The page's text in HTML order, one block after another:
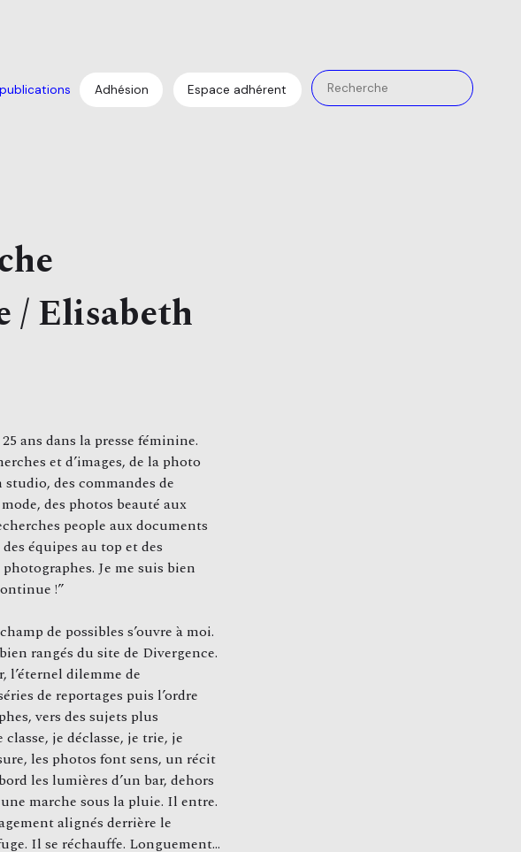
Adhésion Espace adhérent
/ Elisabeth
ans dans la presse féminine.
et d’images, de la photo
des commandes de
des photos beauté aux
people aux documents
équipes au top et des
Je me suis bien
!”
de possibles s’ouvre à moi.
rangés du site de Divergence.
l’éternel dilemme de
de reportages puis l’ordre
vers des sujets plus
je déclasse, je trie, je
les photos font sens, un récit
les lumières d’un bar, dehors
marche sous la pluie. Il entre.
alignés derrière le
Il se réchauffe. Longuement…